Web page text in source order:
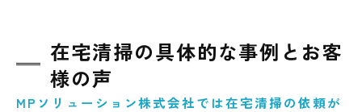
在宅清掃の具体的な事例とお客
様の声
MPソリューション株式会社では在宅清掃の依頼が